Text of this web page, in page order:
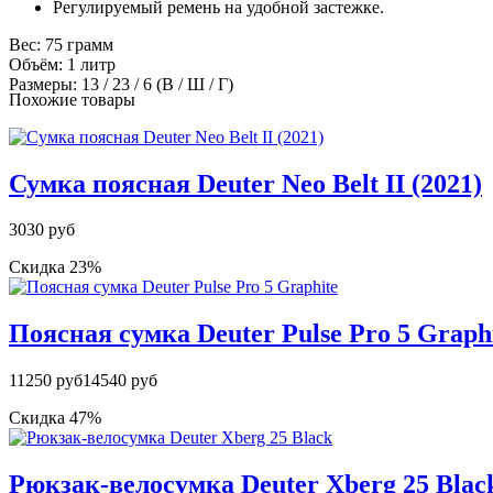
Регулируемый ремень на удобной застежке.
Вес: 75 грамм
Объём: 1 литр
Размеры: 13 / 23 / 6 (В / Ш / Г)
Похожие товары
Сумка поясная Deuter Neo Belt II (2021)
3030 руб
Скидка 23%
Поясная сумка Deuter Pulse Pro 5
11250 руб14540 руб
Скидка 47%
Рюкзак-велосумка Deuter Xberg 25